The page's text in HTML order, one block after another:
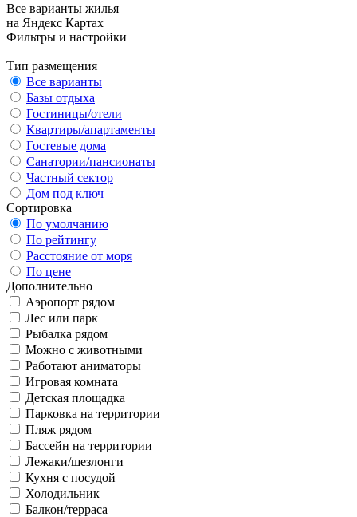
Все варианты жилья
на Яндекс Картах
Фильтры и настройки
Тип размещения
Все варианты
Базы отдыха
Гостиницы/отели
Квартиры/апартаменты
Гостевые дома
Санатории/пансионаты
Частный сектор
Дом под ключ
Сортировка
По умолчанию
По рейтингу
Расстояние от моря
По цене
Дополнительно
Аэропорт рядом
Лес или парк
Рыбалка рядом
Можно с животными
Работают аниматоры
Игровая комната
Детская площадка
Парковка на территории
Пляж рядом
Бассейн на территории
Лежаки/шезлонги
Кухня с посудой
Холодильник
Балкон/терраса